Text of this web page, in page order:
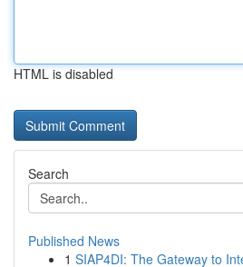
HTML is disabled
Search
Published News
1 SIAP4DI: The Gateway to